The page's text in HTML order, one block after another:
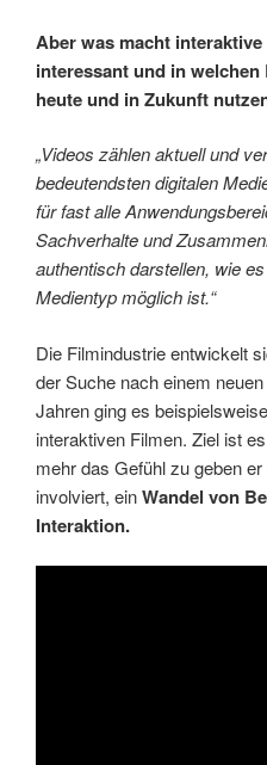
Aber was macht
interessant und in welchen
heute und in Zukunft
„Videos zählen aktuell und
bedeutendsten digitalen
für fast alle
Sachverhalte und
authentisch darstellen, wie
Medientyp möglich ist.“
Die Filmindustrie entwickelt
der Suche nach einem
Jahren ging es
interaktiven Filmen. Ziel ist
mehr das Gefühl zu geben
involviert, einWandel von
Interaktion.